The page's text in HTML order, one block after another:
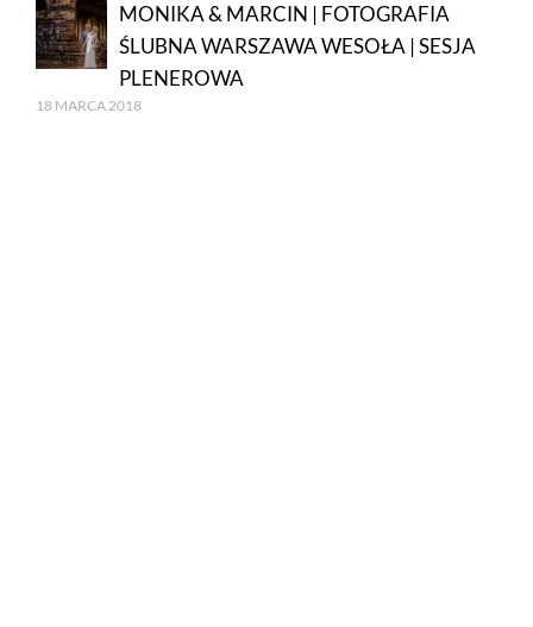
MONIKA & MARCIN | FOTOGRAFIA
ŚLUBNA WARSZAWA WESOŁA | SESJA
PLENEROWA
18 MARCA 2018